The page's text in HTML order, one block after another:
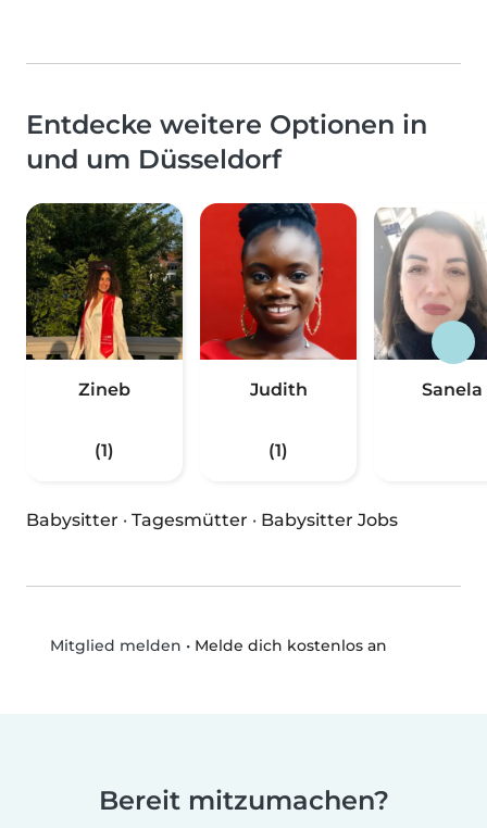
Entdecke weitere Optionen in
und um Düsseldorf
Zineb
(1)
Judith
(1)
Sanela
Babysitter · Tagesmütter · Babysitter Jobs
Mitglied melden • Melde dich kostenlos an
Bereit mitzumachen?